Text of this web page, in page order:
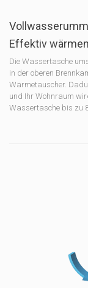
Effektiv
Die Wassertasche
in der oberen
Wärmetauscher.
und Ihr Wohnraum
Wassertasche bis zu